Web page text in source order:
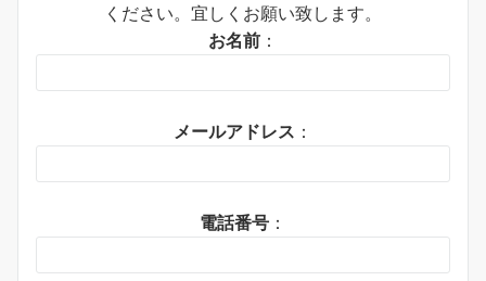
ください。宜しくお願い致します。
お名前 ：
メールアドレス ：
電話番号 ：